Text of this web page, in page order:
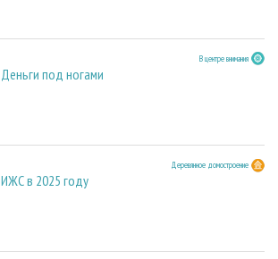
В центре внимания
Деньги под ногами
Деревянное домостроение
ИЖС в 2025 году